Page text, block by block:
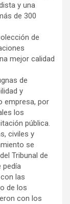
y una
de 300
de
mejor calidad
de
y
empresa, por
los
pública.
civiles y
se
Tribunal de
pedía
las
de los
con los